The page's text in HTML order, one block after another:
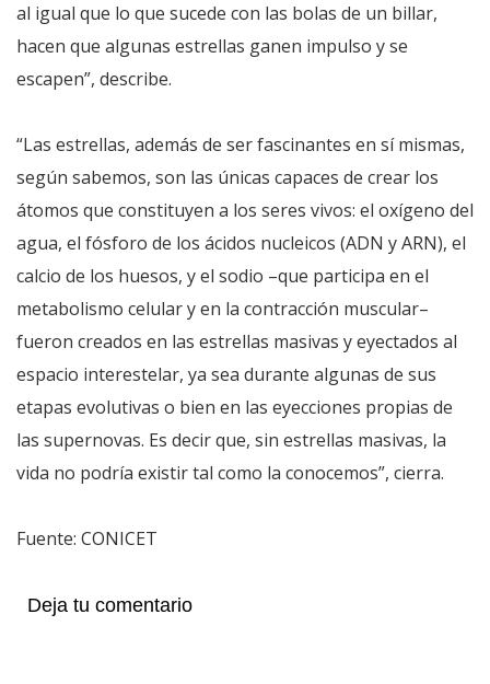
al igual que lo que sucede con las bolas de un billar,
hacen que algunas estrellas ganen impulso y se
escapen”, describe.
“Las estrellas, además de ser fascinantes en sí mismas,
según sabemos, son las únicas capaces de crear los
átomos que constituyen a los seres vivos: el oxígeno del
agua, el fósforo de los ácidos nucleicos (ADN y ARN), el
calcio de los huesos, y el sodio –que participa en el
metabolismo celular y en la contracción muscular–
fueron creados en las estrellas masivas y eyectados al
espacio interestelar, ya sea durante algunas de sus
etapas evolutivas o bien en las eyecciones propias de
las supernovas. Es decir que, sin estrellas masivas, la
vida no podría existir tal como la conocemos”, cierra.
Fuente: CONICET
Deja tu comentario